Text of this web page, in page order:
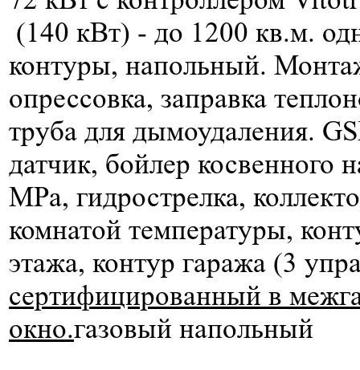
(140 кВт) - до 1200 кв.м.
контуры, напольный.
опрессовка, заправка
труба для дымоудаления.
датчик, бойлер косвенного
МРа, гидрострелка,
комнатой температуры,
этажа, контур гаража (3
сертифицированный в
окно.газовый напольный